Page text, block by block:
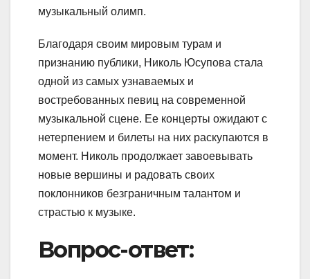
музыкальный олимп.
Благодаря своим мировым турам и
признанию публики, Николь Юсупова стала
одной из самых узнаваемых и
востребованных певиц на современной
музыкальной сцене. Ее концерты ожидают с
нетерпением и билеты на них раскупаются в
момент. Николь продолжает завоевывать
новые вершины и радовать своих
поклонников безграничным талантом и
страстью к музыке.
Вопрос-ответ: